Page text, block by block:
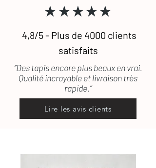
★★★★★
4,8/5 - Plus de 4000 clients
satisfaits
“Des tapis encore plus beaux en vrai.
Qualité incroyable et livraison très
rapide.”
Lire les avis clients